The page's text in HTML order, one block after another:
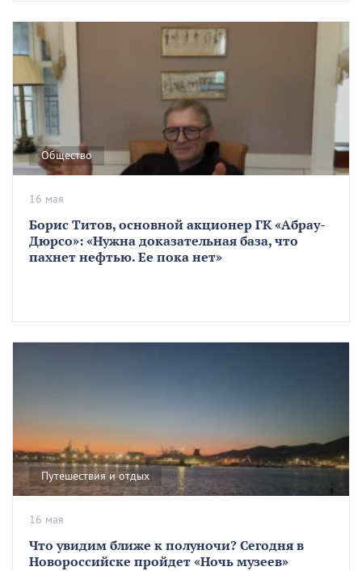
Общество
Борис Титов, основной акционер ГК «Абрау-
Дюрсо»: «Нужна доказательная база, что
пахнет нефтью. Ее пока нет»
16 мая
Путешествия и отдых
Что увидим ближе к полуночи? Сегодня в
Новороссийске пройдет «Ночь музеев»
16 мая